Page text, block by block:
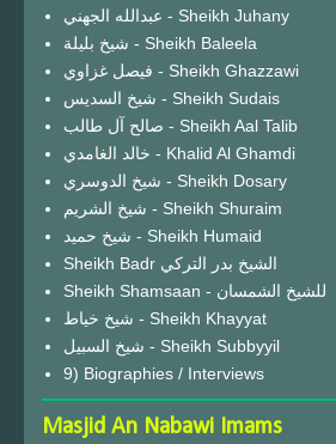
عبدالله الجهني - Sheikh Juhany
شيخ بليلة - Sheikh Baleela
فيصل غزاوي - Sheikh Ghazzawi
شيخ السديس - Sheikh Sudais
صالح آل طالب - Sheikh Aal Talib
خالد الغامدي - Khalid Al Ghamdi
شيخ الدوسري - Sheikh Dosary
شيخ الشريم - Sheikh Shuraim
شيخ حميد - Sheikh Humaid
Sheikh Badr الشيخ بدر التركي
Sheikh Shamsaan - للشيخ الشمسان
شيخ خياط - Sheikh Khayyat
شيخ السبيل - Sheikh Subbyyil
9) Biographies / Interviews
Masjid An Nabawi Imams